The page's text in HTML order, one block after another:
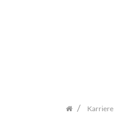
HomeKarriere